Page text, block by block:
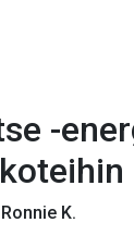
-
Ronnie K.